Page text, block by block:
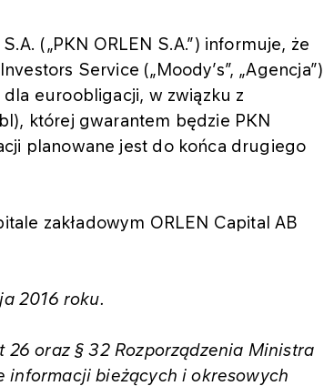
(„PKN ORLEN S.A.”) informuje, że
Service („Moody’s”, „Agencja”)
euroobligacji, w związku z
której gwarantem będzie PKN
planowane jest do końca drugiego
zakładowym ORLEN Capital AB
2016 roku.
26 oraz § 32 Rozporządzenia Ministra
informacji bieżących i okresowych